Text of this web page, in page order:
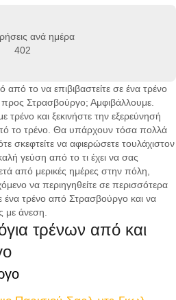
ανά ημέρα
402
από το να επιβιβαστείτε σε ένα τρένο
προς Στρασβούργο; Αμφιβάλλουμε.
τρένο και ξεκινήστε την εξερεύνησή
το τρένο. Θα υπάρχουν τόσα πολλά
σκεφτείτε να αφιερώσετε τουλάχιστον
γεύση από το τι έχει να σας
από μερικές ημέρες στην πόλη,
να περιηγηθείτε σε περισσότερα
ένα τρένο από Στρασβούργο και να
με άνεση.
τρένων από και